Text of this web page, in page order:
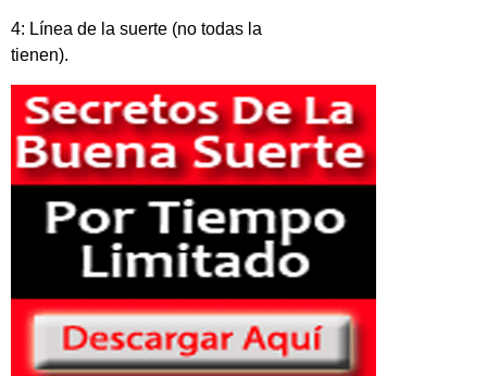
4: Línea de la suerte (no todas la
tienen).